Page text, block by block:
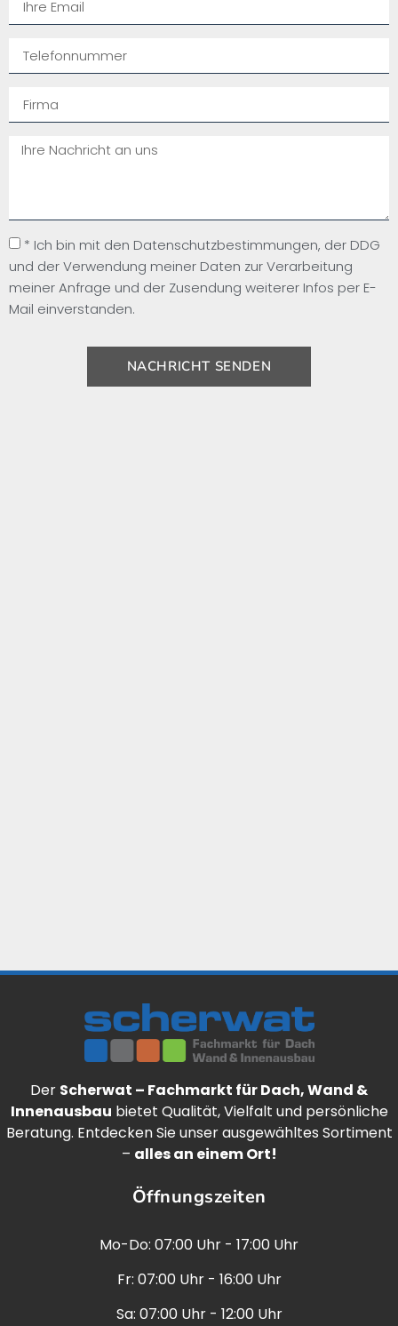
* Ich bin mit den Datenschutzbestimmungen, der DDG
und der Verwendung meiner Daten zur Verarbeitung
meiner Anfrage und der Zusendung weiterer Infos per E-
Mail einverstanden.
NACHRICHT SENDEN
Der Scherwat – Fachmarkt für Dach, Wand &
Innenausbau bietet Qualität, Vielfalt und persönliche
Beratung. Entdecken Sie unser ausgewähltes Sortiment
– alles an einem Ort!
Öffnungszeiten
Mo-Do: 07:00 Uhr - 17:00 Uhr
Fr: 07:00 Uhr - 16:00 Uhr
Sa: 07:00 Uhr - 12:00 Uhr